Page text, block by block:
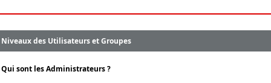
Niveaux des Utilisateurs et Groupes
Qui sont les Administrateurs ?